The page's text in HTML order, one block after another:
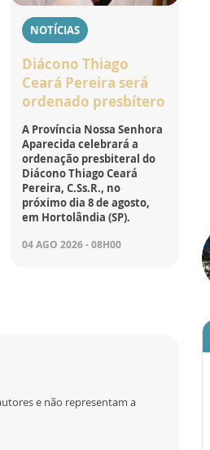
NOTÍCIAS
Diácono Thiago
Ceará Pereira será
ordenado presbítero
A Província Nossa Senhora
Aparecida celebrará a
ordenação presbiteral do
Diácono Thiago Ceará
Pereira, C.Ss.R., no
próximo dia 8 de agosto,
em Hortolândia (SP).
04 AGO 2026 - 08H00
e não representam a